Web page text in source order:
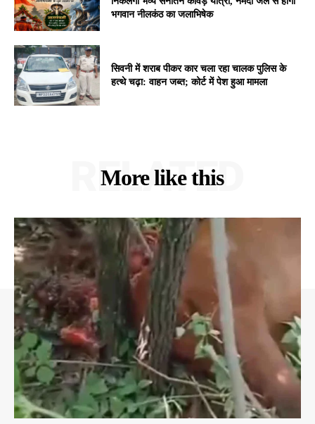
भगवान नीलकंठ का जलाभिषेक
सिवनी में शराब पीकर कार चला रहा चालक पुलिस के
हत्थे चढ़ा: वाहन जब्त; कोर्ट में पेश हुआ मामला
More like this
RELATED